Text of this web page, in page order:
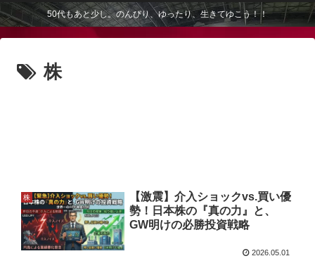
50代もあと少し。のんびり、ゆったり、生きてゆこう！！
株
株
【激震】介入ショックvs.買い優
勢！日本株の『真の力』と、
GW明けの必勝投資戦略
2026.05.01